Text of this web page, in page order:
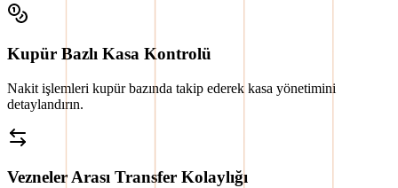
Kupür Bazlı Kasa Kontrolü
Nakit işlemleri kupür bazında takip ederek kasa yönetimini
detaylandırın.
Vezneler Arası Transfer Kolaylığı